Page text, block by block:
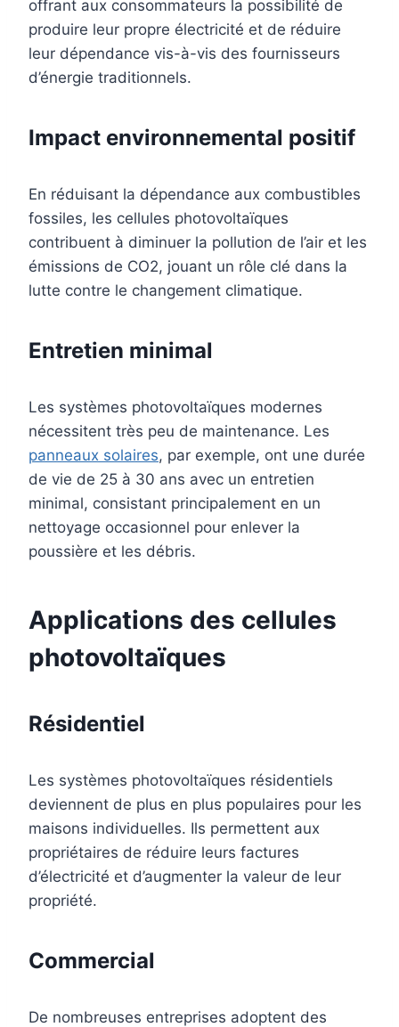
offrant aux consommateurs la possibilité de
produire leur propre électricité et de réduire
leur dépendance vis-à-vis des fournisseurs
d’énergie traditionnels.
Impact environnemental positif
En réduisant la dépendance aux combustibles
fossiles, les cellules photovoltaïques
contribuent à diminuer la pollution de l’air et les
émissions de CO2, jouant un rôle clé dans la
lutte contre le changement climatique.
Entretien minimal
Les systèmes photovoltaïques modernes
nécessitent très peu de maintenance. Les
panneaux solaires, par exemple, ont une durée
de vie de 25 à 30 ans avec un entretien
minimal, consistant principalement en un
nettoyage occasionnel pour enlever la
poussière et les débris.
Applications des cellules
photovoltaïques
Résidentiel
Les systèmes photovoltaïques résidentiels
deviennent de plus en plus populaires pour les
maisons individuelles. Ils permettent aux
propriétaires de réduire leurs factures
d’électricité et d’augmenter la valeur de leur
propriété.
Commercial
De nombreuses entreprises adoptent des